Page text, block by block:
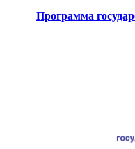
Программа